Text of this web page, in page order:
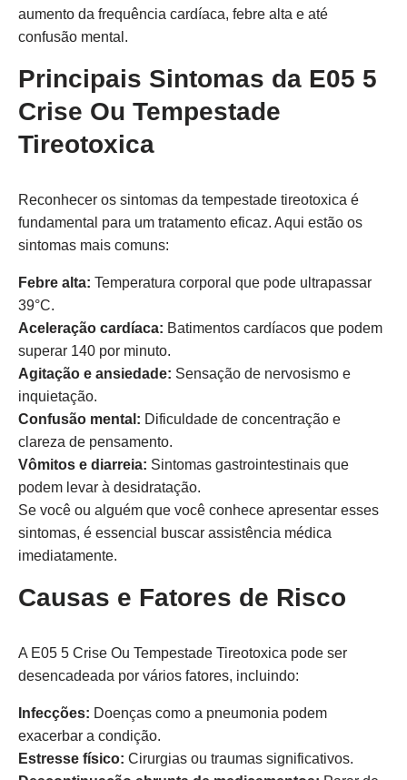
aumento da frequência cardíaca, febre alta e até
confusão mental.
Principais Sintomas da E05 5
Crise Ou Tempestade
Tireotoxica
Reconhecer os sintomas da tempestade tireotoxica é
fundamental para um tratamento eficaz. Aqui estão os
sintomas mais comuns:
Febre alta: Temperatura corporal que pode ultrapassar
39°C.
Aceleração cardíaca: Batimentos cardíacos que podem
superar 140 por minuto.
Agitação e ansiedade: Sensação de nervosismo e
inquietação.
Confusão mental: Dificuldade de concentração e
clareza de pensamento.
Vômitos e diarreia: Sintomas gastrointestinais que
podem levar à desidratação.
Se você ou alguém que você conhece apresentar esses
sintomas, é essencial buscar assistência médica
imediatamente.
Causas e Fatores de Risco
A E05 5 Crise Ou Tempestade Tireotoxica pode ser
desencadeada por vários fatores, incluindo:
Infecções: Doenças como a pneumonia podem
exacerbar a condição.
Estresse físico: Cirurgias ou traumas significativos.